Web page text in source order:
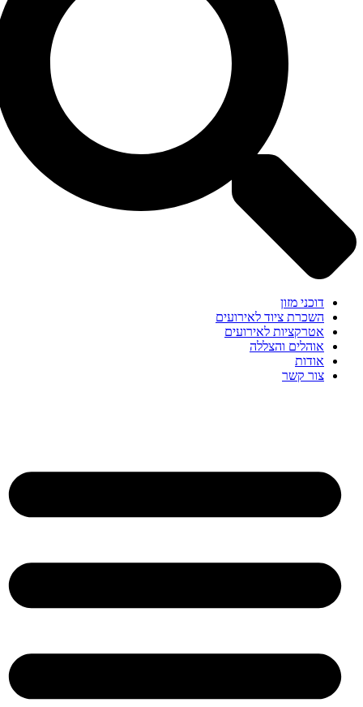
דוכני מזון
השכרת ציוד לאירועים
אטרקציות לאירועים
אוהלים והצללה
אודות
צור קשר